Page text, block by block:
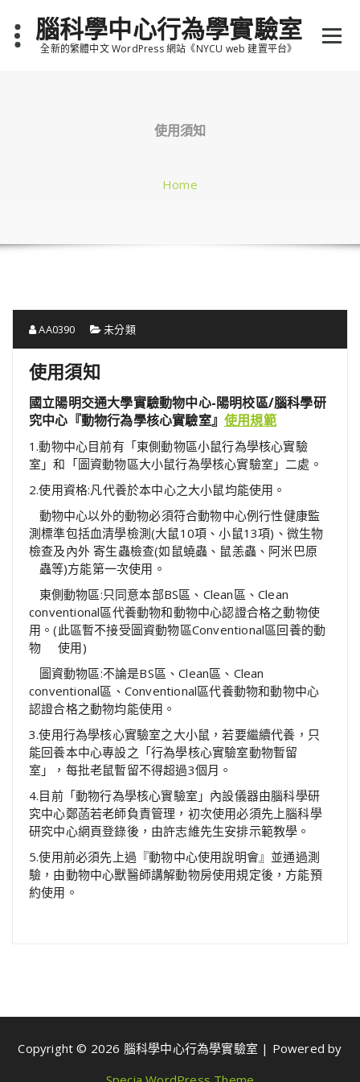
content腦科學中心行為學實驗室
全新的繁體中文 WordPress 網站《NYCU web 建置平台》
使用須知
Home
AA0390 未分類
使用須知
國立陽明交通大學實驗動物中心-陽明校區/腦科學研
究中心『動物行為學核心實驗室』 使用規範
1.動物中心目前有「東側動物區小鼠行為學核心實驗
室」和「圖資動物區大小鼠行為學核心實驗室」二處。
2.使用資格:凡代養於本中心之大小鼠均能使用。
動物中心以外的動物必須符合動物中心例行性健康監
測標準包括血清學檢測(大鼠10項、小鼠13項)、微生物
檢查及內外 寄生蟲檢查(如鼠蟯蟲、鼠恙蟲、阿米巴原­
蟲等)方能第一次使用。
東側動物區:只同意本部BS區、Clean區、Clean
conventional區代養動物和動物中心認證合格之動物使
用。(此區暫不接受圖資動物區Conventional區回養的動
物 使用)
圖資動物區:不論是BS區、Clean區、Clean
conventional區、Conventional區代養動物和動物中心
認證合格之動物均能使用。
3.使用行為學核心實驗室之大小鼠，若要繼續代養，只
能回養本中心專設之「行為學核心實驗室動物暫留
室」，每批老鼠暫留不得超過3個月。
4.目前「動物行為學核心實驗室」內設儀器由腦科學研
究中心鄭菡若老師負責管理，初次使用必須先上腦科學
研究中心網頁登錄後，由許志維先生安排示範教學。
5.使用前必須先上過『動物中心使用說明會』並通過測
驗，由動物中心獸醫師講解動物房使用規定後，方能預
約使用。
Copyright © 2026 腦科學中心行為學實驗室 | Powered by